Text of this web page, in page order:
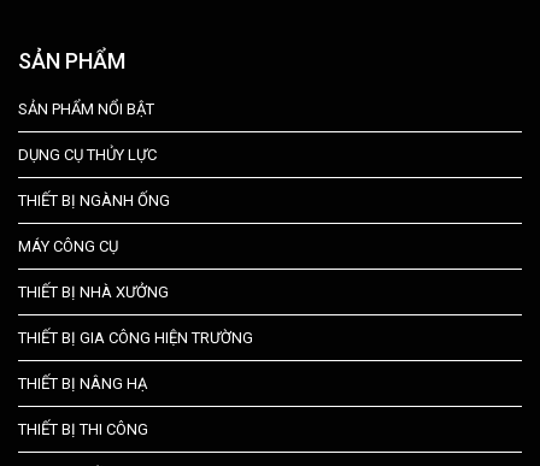
SẢN PHẨM
SẢN PHẨM NỔI BẬT
DỤNG CỤ THỦY LỰC
THIẾT BỊ NGÀNH ỐNG
MÁY CÔNG CỤ
THIẾT BỊ NHÀ XƯỞNG
THIẾT BỊ GIA CÔNG HIỆN TRƯỜNG
THIẾT BỊ NÂNG HẠ
THIẾT BỊ THI CÔNG